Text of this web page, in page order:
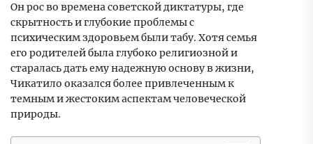
Он рос во времена советской диктатуры, где
скрытность и глубокие проблемы с
психическим здоровьем были табу. Хотя семья
его родителей была глубоко религиозной и
старалась дать ему надежную основу в жизни,
Чикатило оказался более привлеченным к
темным и жестоким аспектам человеческой
природы.